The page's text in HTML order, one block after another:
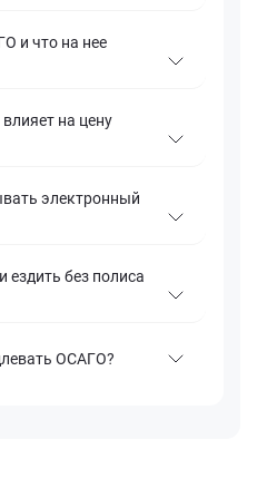
и что на нее
на цену
электронный
ездить без полиса
ОСАГО?